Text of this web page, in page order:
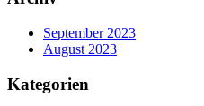
September 2023
August 2023
Kategorien